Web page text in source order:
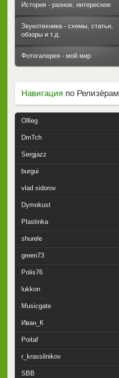
История - разное, интересное
Звукотехника - схемы, статьи,
обзоры и т.д.
Фотогалерея - мой мир
Навигация по Релизёрам
Ollleg
DmTch
Sergjazz
burgui
vlad sidorov
Dymokust
Plastinka
shurele
green73
Polis76
lukkon
Musicgate
Иван_К
Poitaf
r_krassilnikov
SBB